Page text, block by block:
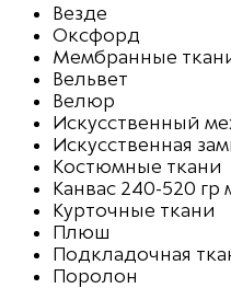
Везде
Оксфорд
Мембранные
Вельвет
Велюр
Искусственный
Искусственная
Костюмные ткани
Канвас 240-520
Курточные ткани
Плюш
Подкладочная
Поролон